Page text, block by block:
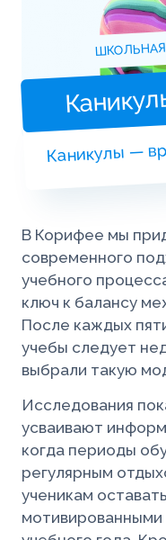
Каникулы —
В Корифее мы
современного
учебного
ключ к балансу
После каждых
учебы следует
выбрали такую
Исследования
усваивают
когда периоды
регулярным
ученикам
мотивированными